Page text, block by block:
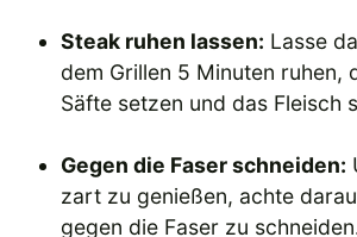
Steak ruhen lassen: Lasse
dem Grillen 5 Minuten ruhen,
Säfte setzen und das Fleisch
Gegen die Faser schneiden:
zart zu genießen, achte
gegen die Faser zu